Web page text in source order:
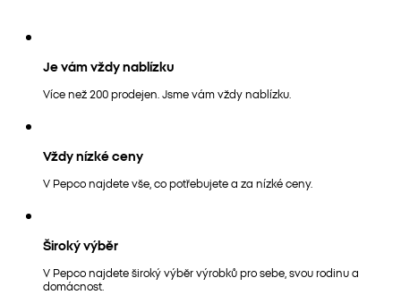
Je vám vždy nablízku
Více než 200 prodejen. Jsme vám vždy nablízku.
Vždy nízké ceny
V Pepco najdete vše, co potřebujete a za nízké ceny.
Široký výběr
V Pepco najdete široký výběr výrobků pro sebe, svou rodinu a
domácnost.